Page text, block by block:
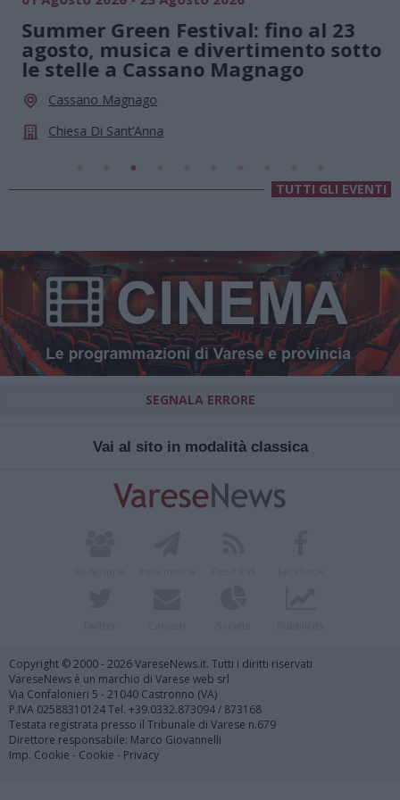
Summer Green Festival: fino al 23
agosto, musica e divertimento sotto
le stelle a Cassano Magnago
Cassano Magnago
Chiesa Di Sant’Anna
TUTTI GLI EVENTI
SEGNALA ERRORE
Vai al sito in modalità classica
Copyright © 2000 - 2026 VareseNews.it. Tutti i diritti riservati
VareseNews è un marchio di Varese web srl
Via Confalonieri 5 - 21040 Castronno (VA)
P.IVA 02588310124 Tel. +39.0332.873094 / 873168
Testata registrata presso il Tribunale di Varese n.679
Direttore responsabile: Marco Giovannelli
Imp. Cookie - Cookie - Privacy